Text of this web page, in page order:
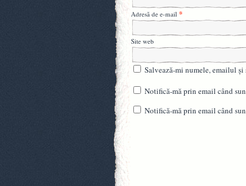
Adresă de e-mail *
Site web
Salvează-mi numele, emailul
Notifică-mă prin email când
Notifică-mă prin email când